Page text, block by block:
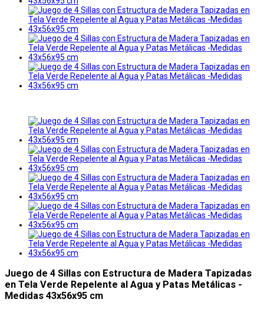
Juego de 4 Sillas con Estructura de Madera Tapizadas
en Tela Verde Repelente al Agua y Patas Metálicas -
Medidas 43x56x95 cm